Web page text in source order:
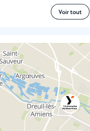
Voir tout